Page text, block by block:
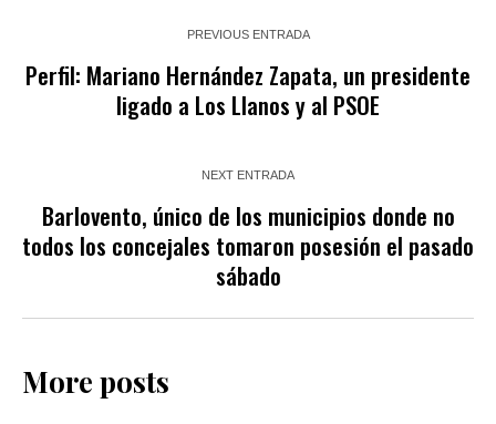
PREVIOUS ENTRADA
Perfil: Mariano Hernández Zapata, un presidente
ligado a Los Llanos y al PSOE
NEXT ENTRADA
Barlovento, único de los municipios donde no
todos los concejales tomaron posesión el pasado
sábado
More posts